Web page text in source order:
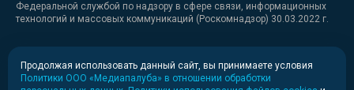
Федеральной службой по надзору в сфере связи, информационных
технологий и массовых коммуникаций (Роскомнадзор) 30.03.2022 г.
Медиакит
Медиакит для печати
Продолжая использовать данный сайт, вы принимаете условия
Политики ООО «Медиапалуба» в отношении обработки